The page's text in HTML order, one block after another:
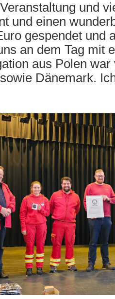
und
und einen
gespendet und
an dem Tag mit
aus Polen
Dänemark.